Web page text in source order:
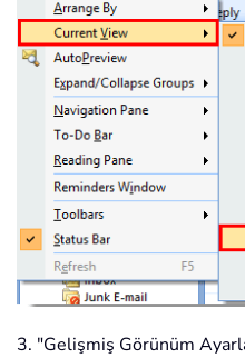
3. "Gelişmiş Görünüm